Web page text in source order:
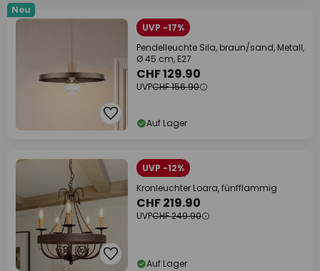
Neu
UVP -17%
Pendelleuchte Sila, braun/sand, Metall,
Ø 45 cm, E27
CHF 129.90
UVPCHF 156.90
Auf Lager
UVP -12%
Kronleuchter Loara, fünfflammig
CHF 219.90
UVPCHF 249.90
Auf Lager